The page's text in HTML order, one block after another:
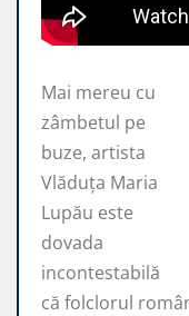
Mai mereu cu
zâmbetul pe
buze, artista
Vlăduța Maria
Lupău este
dovada
incontestabilă
că folclorul